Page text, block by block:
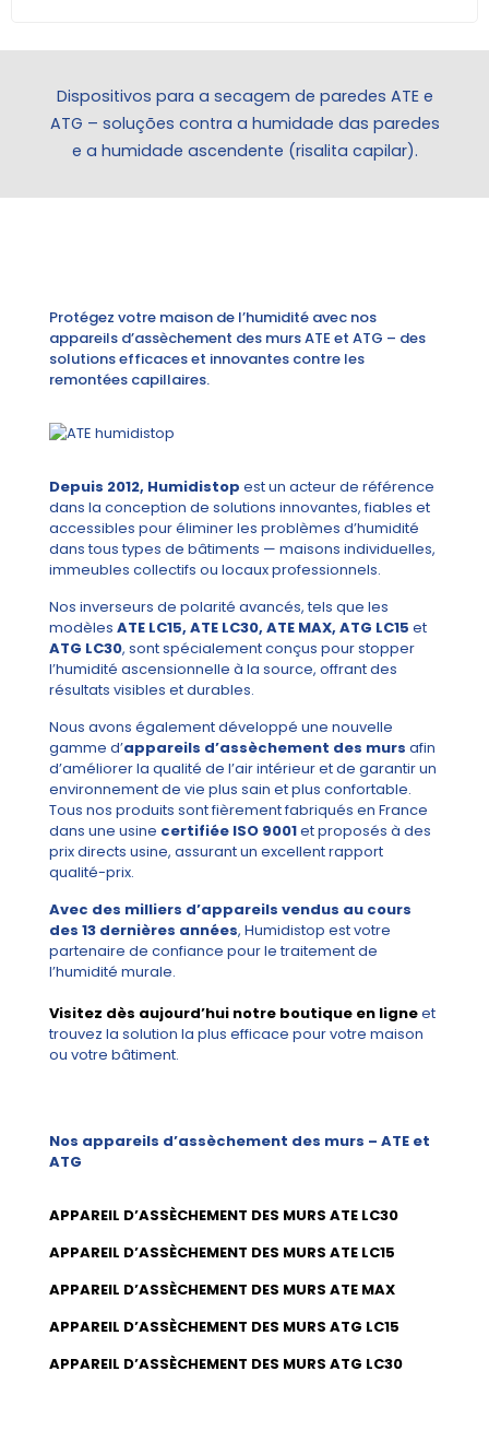
Dispositivos para a secagem de paredes ATE e
ATG – soluções contra a humidade das paredes
e a humidade ascendente (risalita capilar).
Protégez votre maison de l’humidité avec nos
appareils d’assèchement des murs ATE et ATG – des
solutions efficaces et innovantes contre les
remontées capillaires.
Depuis 2012, Humidistop est un acteur de référence
dans la conception de solutions innovantes, fiables et
accessibles pour éliminer les problèmes d’humidité
dans tous types de bâtiments — maisons individuelles,
immeubles collectifs ou locaux professionnels.
Nos inverseurs de polarité avancés, tels que les
modèles ATE LC15, ATE LC30, ATE MAX, ATG LC15 et
ATG LC30, sont spécialement conçus pour stopper
l’humidité ascensionnelle à la source, offrant des
résultats visibles et durables.
Nous avons également développé une nouvelle
gamme d’appareils d’assèchement des murs afin
d’améliorer la qualité de l’air intérieur et de garantir un
environnement de vie plus sain et plus confortable.
Tous nos produits sont fièrement fabriqués en France
dans une usine certifiée ISO 9001et proposés à des
prix directs usine, assurant un excellent rapport
qualité-prix.
Avec des milliers d’appareils vendus au cours
des 13 dernières années, Humidistop est votre
partenaire de confiance pour le traitement de
l’humidité murale.
Visitez dès aujourd’hui notre boutique en ligneet
trouvez la solution la plus efficace pour votre maison
ou votre bâtiment.
Nos appareils d’assèchement des murs – ATE et
ATG
APPAREIL D’ASSÈCHEMENT DES MURS ATE LC30
APPAREIL D’ASSÈCHEMENT DES MURS ATE LC15
APPAREIL D’ASSÈCHEMENT DES MURS ATE MAX
APPAREIL D’ASSÈCHEMENT DES MURS ATG LC15
APPAREIL D’ASSÈCHEMENT DES MURS ATG LC30